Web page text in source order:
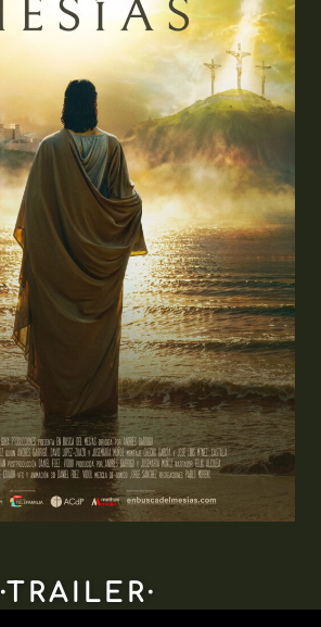
·TRAILER·